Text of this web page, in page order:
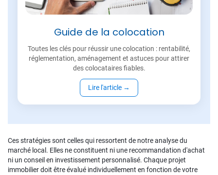
Guide de la colocation
Toutes les clés pour réussir une colocation : rentabilité,
réglementation, aménagement et astuces pour attirer
des colocataires fiables.
Lire l'article →
Ces stratégies sont celles qui ressortent de notre analyse du
marché local. Elles ne constituent ni une recommandation d'achat
ni un conseil en investissement personnalisé. Chaque projet
immobilier doit être évalué individuellement en fonction de votre